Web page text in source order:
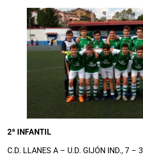
2ª INFANTIL
C.D. LLANES A – U.D. GIJÓN IND., 7 – 3